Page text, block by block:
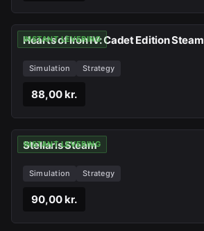
INSTANT LEVERING
Hearts of Iron IV: Cadet Edition Steam
Simulation Strategy
88,00 kr.
INSTANT LEVERING
Stellaris Steam
Simulation Strategy
90,00 kr.